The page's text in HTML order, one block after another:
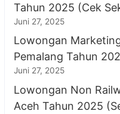
Tahun 2025 (Cek
Juni 27, 2025
Lowongan
Pemalang Tahun
Juni 27, 2025
Lowongan Non
Aceh Tahun 2025